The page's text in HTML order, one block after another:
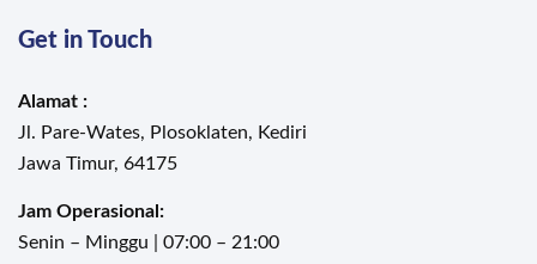
Get in Touch
Alamat :
Jl. Pare-Wates, Plosoklaten, Kediri
Jawa Timur, 64175
Jam Operasional:
Senin – Minggu | 07:00 – 21:00